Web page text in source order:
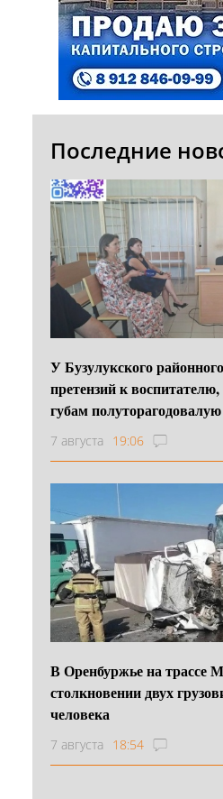
Последние
У Бузулукского
претензий к
губам
7 августа 19:06
В Оренбуржье на трассе
столкновении двух
человека
7 августа 18:54